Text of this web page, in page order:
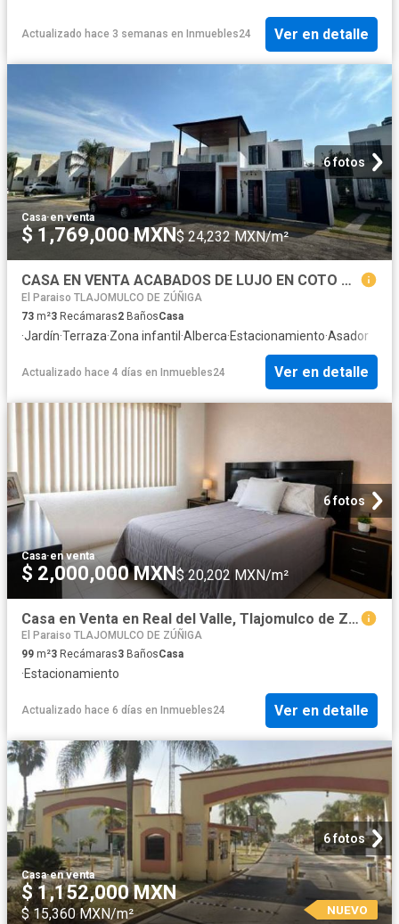
Actualizado hace 3 semanas en Inmuebles24 Ver en detalle
6 fotos
Casa·en venta
$ 1,769,000 MXN$ 24,232 MXN/m²
CASA EN VENTA ACABADOS DE LUJO EN COTO CON ALBERCA FRACC REAL DEL VALLE
El Paraiso TLAJOMULCO DE ZÚÑIGA
73 m²3 Recámaras2 BañosCasa
·Jardín·Terraza·Zona infantil ·Alberca·Estacionamiento·Asador
Actualizado hace 4 días en Inmuebles24 Ver en detalle
6 fotos
Casa·en venta
$ 2,000,000 MXN$ 20,202 MXN/m²
Casa en Venta en Real del Valle, Tlajomulco de Zúñiga
El Paraiso TLAJOMULCO DE ZÚÑIGA
99 m²3 Recámaras3 BañosCasa
·Estacionamiento
Actualizado hace 6 días en Inmuebles24 Ver en detalle
6 fotos
Casa·en venta
$ 1,152,000 MXN
$ 15,360 MXN/m² NUEVO